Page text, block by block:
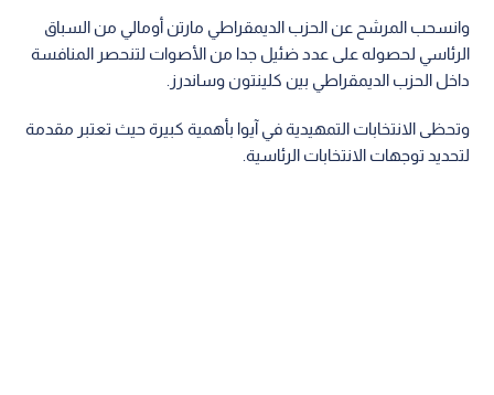
وانسحب المرشح عن الحزب الديمقراطي مارتن أومالي من السباق
الرئاسي لحصوله على عدد ضئيل جدا من الأصوات لتنحصر المنافسة
داخل الحزب الديمقراطي بين كلينتون وساندرز.
وتحظى الانتخابات التمهيدية في آيوا بأهمية كبيرة حيث تعتبر مقدمة
لتحديد توجهات الانتخابات الرئاسية.